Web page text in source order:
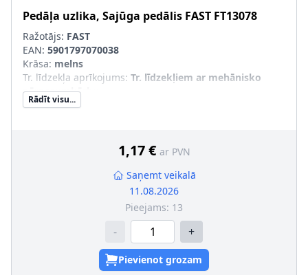
Pedāļa uzlika, Sajūga pedālis FAST FT13078
Ražotājs: FAST
EAN: 5901797070038
Krāsa: melns
Tr. līdzekļa aprīkojums: Tr. līdzekļiem ar mehānisko
pārnesumkārbu
Masa [g]:80
Rādīt visu...
1,17 € ar PVN
Saņemt veikalā
11.08.2026
Pieejams: 13
- +
Pievienot grozam